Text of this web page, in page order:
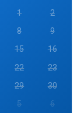
1
2
8
9
15
16
22
23
29
30
5 6